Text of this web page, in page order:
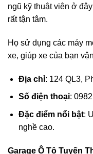
ngũ kỹ thuật viên ở
rất tận tâm.
Họ sử dụng các máy
xe, giúp xe của bạn
Địa chỉ: 124 QL3,
Số điện thoại:
Đặc điểm nổi bật:
nghề cao.
Garage Ô Tô Tuyến